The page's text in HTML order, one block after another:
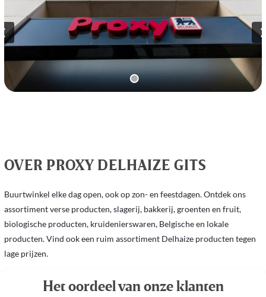
OVER PROXY DELHAIZE GITS
Buurtwinkel elke dag open, ook op zon- en feestdagen. Ontdek ons ​​
assortiment verse producten, slagerij, bakkerij, groenten en fruit,
biologische producten, kruidenierswaren, Belgische en lokale
producten. Vind ook een ruim assortiment Delhaize producten tegen
lage prijzen.
Het oordeel van onze klanten